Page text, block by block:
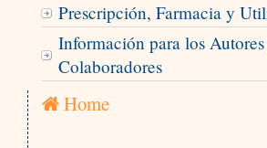
Prescripción, Farmacia y
Información para los
Colaboradores
Home